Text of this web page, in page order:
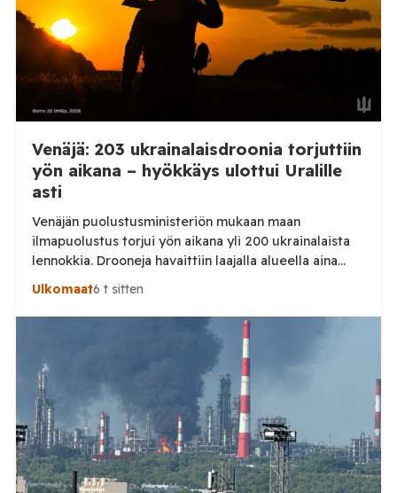
Venäjä: 203 ukrainalaisdroonia torjuttiin
yön aikana – hyökkäys ulottui Uralille
asti
Venäjän puolustusministeriön mukaan maan
ilmapuolustus torjui yön aikana yli 200 ukrainalaista
lennokkia. Drooneja havaittiin laajalla alueella aina
Uralille asti. Venäjän puolustusministeriön virallisen
yhteensä 203 ukrainalaista kiinteäsiipistä
miehittämätöntä ilma-alusta torstai-illan 6. elokuuta
ja perjantaiaamun 7. elokuuta välisenä aikana.
Ministeriön ilmoitus koskee aikaväliä kello 20–08
Moskovan aikaa. Ministeriön mukaan drooneja
torjuttiin […]
Ulkomaat6 t sitten